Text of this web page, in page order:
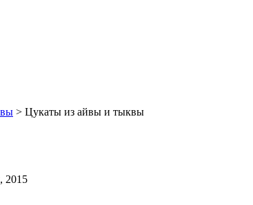
> Цукаты из айвы и тыквы
2015